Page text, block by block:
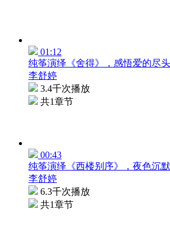
01:12
纯筝演绎《舍得》，感悟爱的尽
李舒婷
3.4千次播放
共1章节
00:43
纯筝演绎《西楼别序》，夜色沉
李舒婷
6.3千次播放
共1章节